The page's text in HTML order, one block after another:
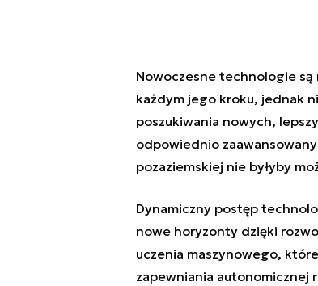
Nowoczesne technologie są
każdym jego kroku, jednak
poszukiwania nowych,
odpowiednio
pozaziemskiej nie byłyby
Dynamiczny postęp
nowe horyzonty dzięki
uczenia maszynowego,
zapewniania autonomicznej